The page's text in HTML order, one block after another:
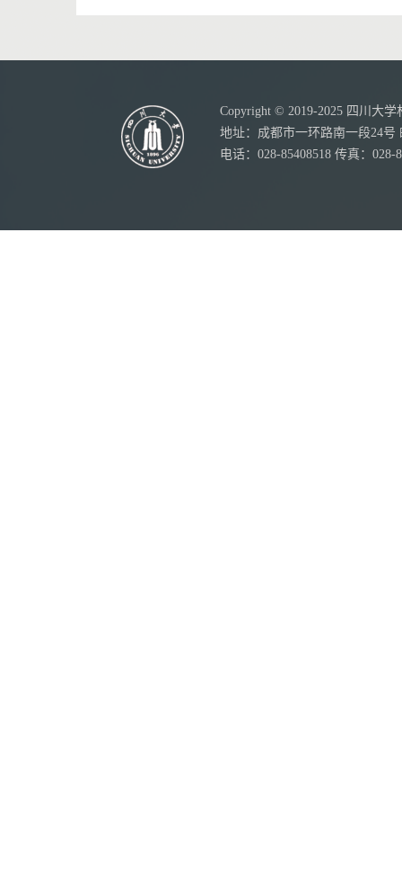
Copyright © 2019-2025 四川大
地址：成都市一环路南一段24号
电话：028-85408518 传真：028-